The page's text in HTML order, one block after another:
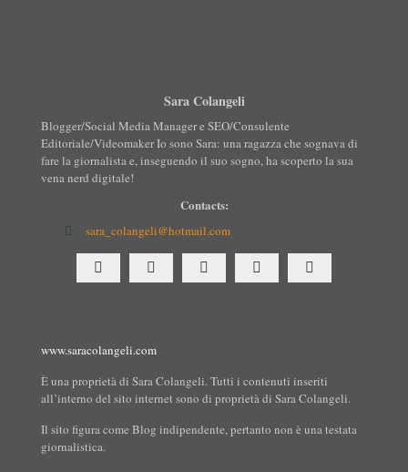
Sara Colangeli
Blogger/Social Media Manager e SEO/Consulente
Editoriale/Videomaker Io sono Sara: una ragazza che sognava di
fare la giornalista e, inseguendo il suo sogno, ha scoperto la sua
vena nerd digitale!
Contacts:
sara_colangeli@hotmail.com
www.saracolangeli.com
È una proprietà di Sara Colangeli. Tutti i contenuti inseriti
all’interno del sito internet sono di proprietà di Sara Colangeli.
Il sito figura come Blog indipendente, pertanto non è una testata
giornalistica.